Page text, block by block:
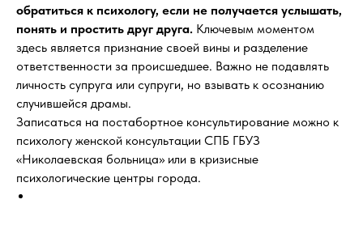
обратиться к психологу, если не получается услышать,
понять и простить друг друга. Ключевым моментом
здесь является признание своей вины и разделение
ответственности за происшедшее. Важно не подавлять
личность супруга или супруги, но взывать к осознанию
случившейся драмы.
Записаться на постабортное консультирование можно к
психологу женской консультации СПБ ГБУЗ
«Николаевская больница» или в кризисные
психологические центры города.